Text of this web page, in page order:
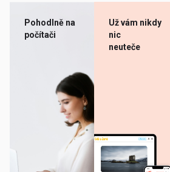
Pohodlně na
počítači
Už vám nikdy
nic
neuteče